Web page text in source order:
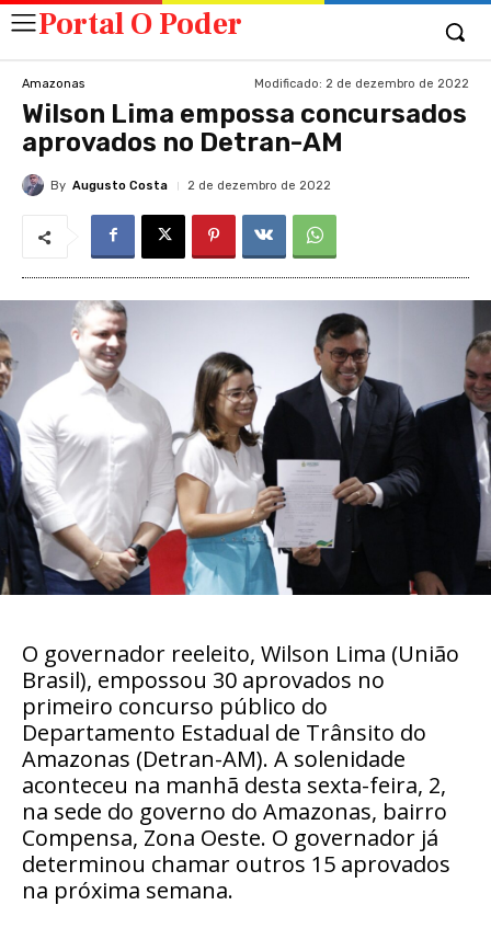
Portal O Poder
Amazonas Modificado: 2 de dezembro de 2022
Wilson Lima empossa concursados
aprovados no Detran-AM
By Augusto Costa 2 de dezembro de 2022
O governador reeleito, Wilson Lima (União
Brasil), empossou 30 aprovados no
primeiro concurso público do
Departamento Estadual de Trânsito do
Amazonas (Detran-AM). A solenidade
aconteceu na manhã desta sexta-feira, 2,
na sede do governo do Amazonas, bairro
Compensa, Zona Oeste. O governador já
determinou chamar outros 15 aprovados
na próxima semana.